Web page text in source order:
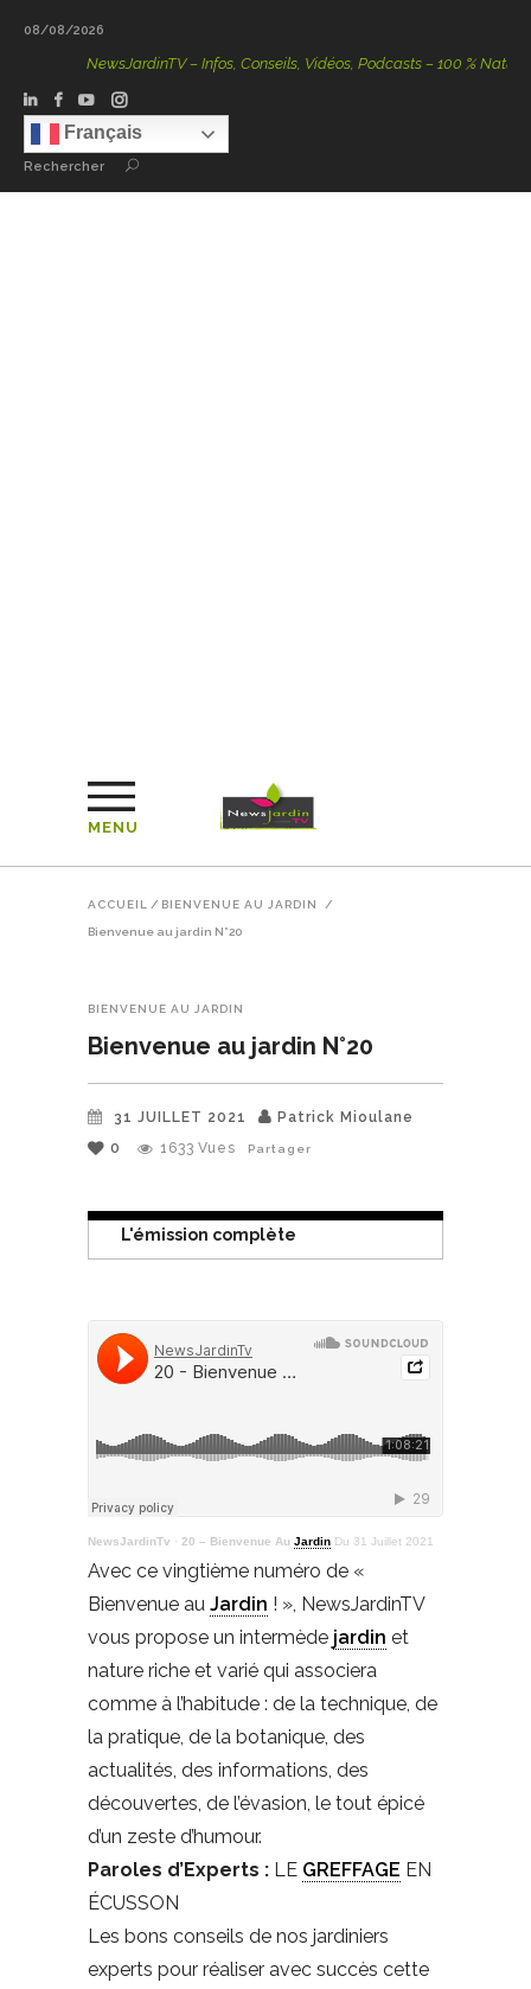
08/08/2026
NewsJardinTV – Infos, Conseils, Vidéos, Podcasts – 100 % Nature
Français
Rechercher
MENU
ACCUEIL / BIENVENUE AU JARDIN /
Bienvenue au jardin N°20
BIENVENUE AU JARDIN
Bienvenue au jardin N°20
31 JUILLET 2021
Patrick Mioulane
0
1633 Vues Partager
L'émission complète
NewsJardinTv · 20 – Bienvenue Au Jardin Du 31 Juillet 2021
Avec ce vingtième numéro de «
Bienvenue au Jardin ! », NewsJardinTV
vous propose un intermède jardin et
nature riche et varié qui associera
comme à l’habitude : de la technique, de
la pratique, de la botanique, des
actualités, des informations, des
découvertes, de l’évasion, le tout épicé
d’un zeste d’humour.
Paroles d’Experts : LE GREFFAGE EN
ÉCUSSON
Les bons conseils de nos jardiniers
experts pour réaliser avec succès cette